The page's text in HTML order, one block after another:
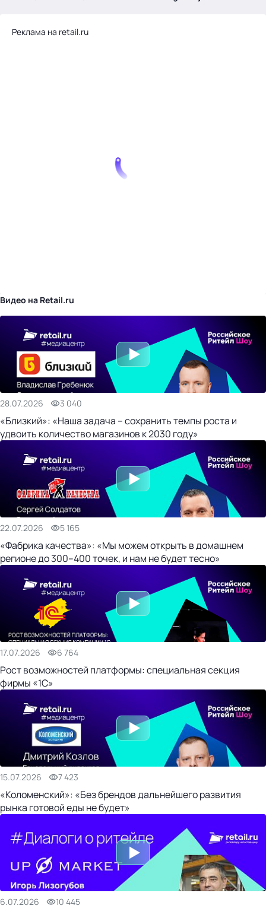
Реклама на retail.ru
Видео на Retail.ru
28.07.2026 3 040
«Близкий»: «Наша задача – сохранить темпы роста и
удвоить количество магазинов к 2030 году»
22.07.2026 5 165
«Фабрика качества»: «Мы можем открыть в домашнем
регионе до 300–400 точек, и нам не будет тесно»
17.07.2026 6 764
Рост возможностей платформы: специальная секция
фирмы «1С»
15.07.2026 7 423
«Коломенский»: «Без брендов дальнейшего развития
рынка готовой еды не будет»
6.07.2026 10 445